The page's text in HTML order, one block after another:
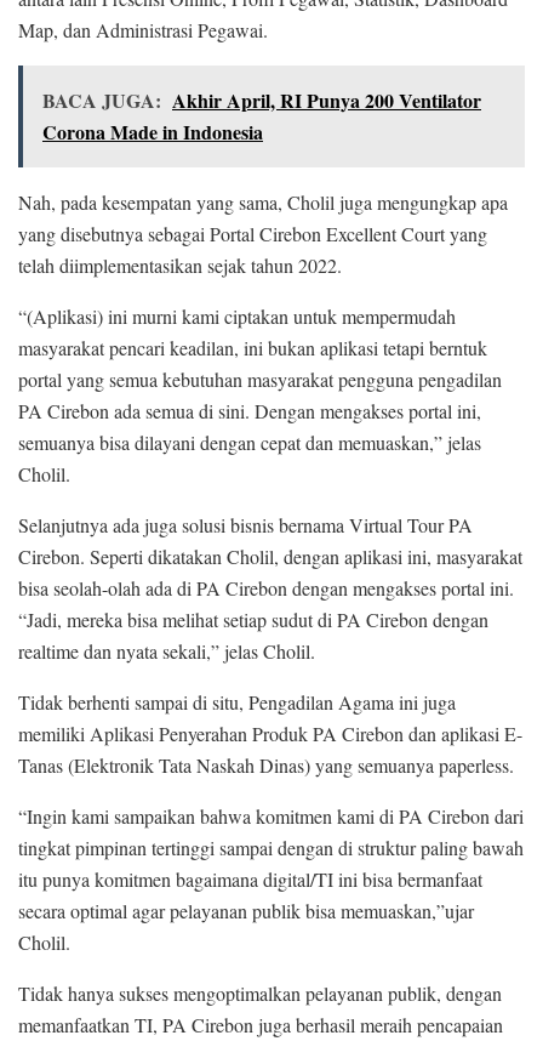
Map, dan Administrasi Pegawai.
BACA JUGA: Akhir April, RI Punya 200 Ventilator
Corona Made in Indonesia
Nah, pada kesempatan yang sama, Cholil juga mengungkap apa
yang disebutnya sebagai Portal Cirebon Excellent Court yang
telah diimplementasikan sejak tahun 2022.
“(Aplikasi) ini murni kami ciptakan untuk mempermudah
masyarakat pencari keadilan, ini bukan aplikasi tetapi berntuk
portal yang semua kebutuhan masyarakat pengguna pengadilan
PA Cirebon ada semua di sini. Dengan mengakses portal ini,
semuanya bisa dilayani dengan cepat dan memuaskan,” jelas
Cholil.
Selanjutnya ada juga solusi bisnis bernama Virtual Tour PA
Cirebon. Seperti dikatakan Cholil, dengan aplikasi ini, masyarakat
bisa seolah-olah ada di PA Cirebon dengan mengakses portal ini.
“Jadi, mereka bisa melihat setiap sudut di PA Cirebon dengan
realtime dan nyata sekali,” jelas Cholil.
Tidak berhenti sampai di situ, Pengadilan Agama ini juga
memiliki Aplikasi Penyerahan Produk PA Cirebon dan aplikasi E-
Tanas (Elektronik Tata Naskah Dinas) yang semuanya paperless.
“Ingin kami sampaikan bahwa komitmen kami di PA Cirebon dari
tingkat pimpinan tertinggi sampai dengan di struktur paling bawah
itu punya komitmen bagaimana digital/TI ini bisa bermanfaat
secara optimal agar pelayanan publik bisa memuaskan,”ujar
Cholil.
Tidak hanya sukses mengoptimalkan pelayanan publik, dengan
memanfaatkan TI, PA Cirebon juga berhasil meraih pencapaian